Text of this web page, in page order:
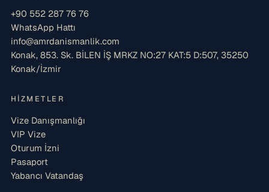
+90 552 287 76 76
WhatsApp Hattı
info@amrdanismanlik.com
Konak, 853. Sk. BİLEN İŞ MRKZ NO:27 KAT:5 D:507, 35250
Konak/İzmir
HIZMETLER
Vize Danışmanlığı
VIP Vize
Oturum İzni
Pasaport
Yabancı Vatandaş